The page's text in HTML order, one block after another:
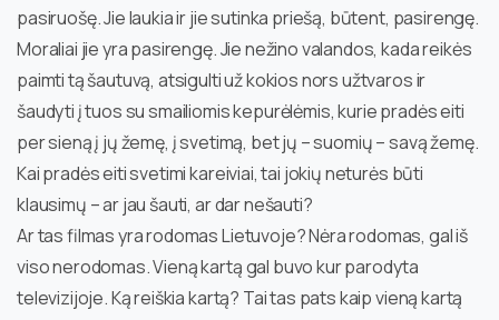
pasiruošę. Jie laukia ir jie sutinka priešą, būtent, pasirengę.
Moraliai jie yra pasirengę. Jie nežino valandos, kada reikės
paimti tą šautuvą, atsigulti už kokios nors užtvaros ir
šaudyti į tuos su smailiomis kepurėlėmis, kurie pradės eiti
per sieną į jų žemę, į svetimą, bet jų – suomių – savą žemę.
Kai pradės eiti svetimi kareiviai, tai jokių neturės būti
klausimų – ar jau šauti, ar dar nešauti?
Ar tas filmas yra rodomas Lietuvoje? Nėra rodomas, gal iš
viso nerodomas. Vieną kartą gal buvo kur parodyta
televizijoje. Ką reiškia kartą? Tai tas pats kaip vieną kartą